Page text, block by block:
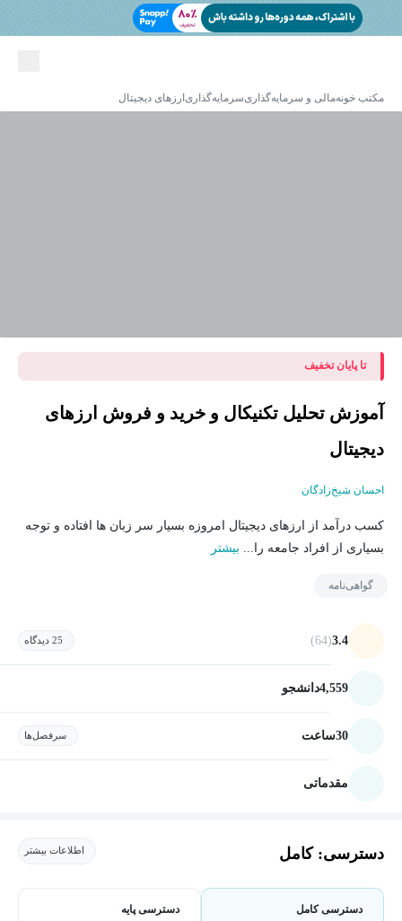
مکتب خونهمالی و سرمایه‌گذاریسرمایه‌گذاری ارزهای دیجیتال
تا پایان تخفیف
آموزش تحلیل تکنیکال و خرید و فروش ارزهای
دیجیتال
احسان شیخ‌زادگان
کسب درآمد از ارزهای دیجیتال امروزه بسیار سر زبان ها افتاده و توجه
بسیاری از افراد جامعه را... بیشتر
گواهی‌نامه
3.4
(64) 25 دیدگاه
4,559دانشجو
30ساعت سرفصل‌ها
مقدماتی
دسترسی: کامل اطلاعات بیشتر
دسترسی کامل دسترسی پایه